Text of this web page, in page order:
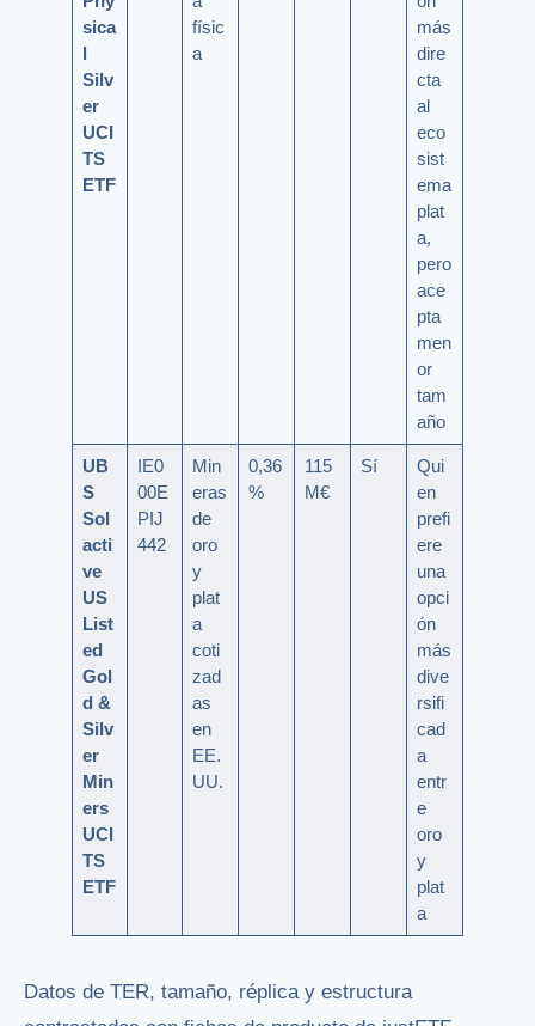
sica
l
Silv
er
UCI
TS
ETF
físic
a
más
dire
cta
al
eco
sist
ema
plat
a,
pero
ace
pta
men
or
tam
año
UB
S
Sol
acti
ve
US
List
ed
Gol
d &
Silv
er
Min
ers
UCI
TS
ETF
IE0
00E
PIJ
442
Min
eras
de
oro
y
plat
a
coti
zad
as
en
EE.
UU.
0,36
%
115
M€
Sí
Qui
en
prefi
ere
una
opci
ón
más
dive
rsifi
cad
a
entr
e
oro
y
plat
a
Datos de TER, tamaño, réplica y estructura